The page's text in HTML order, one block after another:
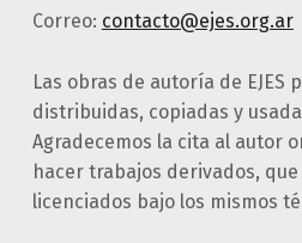
Correo: contacto@ejes.org.ar
Las obras de autoría de
distribuidas, copiadas y
Agradecemos la cita al autor
hacer trabajos derivados,
licenciados bajo los mismos